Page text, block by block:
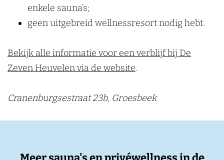
enkele sauna’s;
geen uitgebreid wellnessresort nodig hebt.
Bekijk alle informatie voor een verblijf bij De
Zeven Heuvelen via de website.
Cranenburgsestraat 23b, Groesbeek